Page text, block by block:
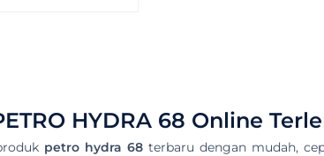
HYDRA 68 Online
petro hydra 68 terbaru dengan mudah,